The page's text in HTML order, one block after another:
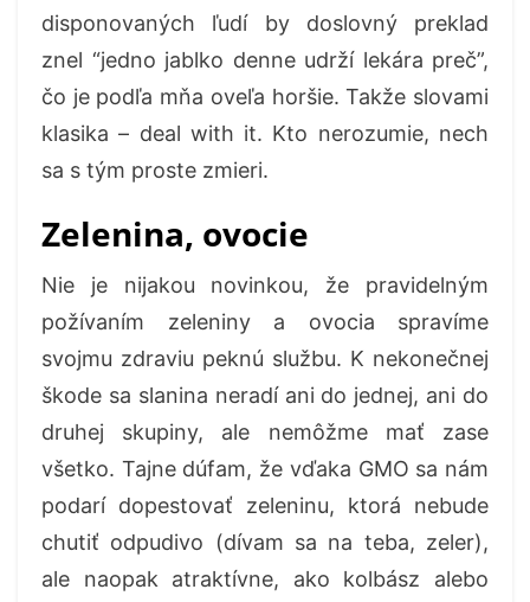
disponovaných ľudí by doslovný preklad
znel “jedno jablko denne udrží lekára preč”,
čo je podľa mňa oveľa horšie. Takže slovami
klasika – deal with it. Kto nerozumie, nech
sa s tým proste zmieri.
Zelenina, ovocie
Nie je nijakou novinkou, že pravidelným
požívaním zeleniny a ovocia spravíme
svojmu zdraviu peknú službu. K nekonečnej
škode sa slanina neradí ani do jednej, ani do
druhej skupiny, ale nemôžme mať zase
všetko. Tajne dúfam, že vďaka GMO sa nám
podarí dopestovať zeleninu, ktorá nebude
chutiť odpudivo (dívam sa na teba, zeler),
ale naopak atraktívne, ako kolbász alebo